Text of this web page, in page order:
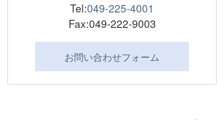
Tel:049-225-4001
Fax:049-222-9003
お問い合わせフォーム